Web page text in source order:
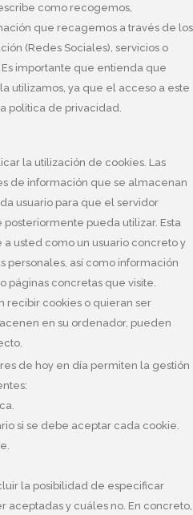
como recogemos,
que recagemos a través de los
(Redes Sociales), servicios o
importante que entienda que
utilizamos, ya que el acceso a este
política de privacidad.
la utilización de cookies. Las
de información que se almacenan
usuario para que el servidor
pueda utilizar. Esta
usted como un usuario concreto y
personales, así como información
páginas concretas que visite.
recibir cookies o quieran ser
en su ordenador, pueden
de hoy en día permiten la gestión
si se debe aceptar cada cookie.
la posibilidad de especificar
aceptadas y cuáles no. En concreto,